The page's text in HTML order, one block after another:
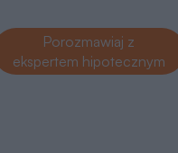
Porozmawiaj z
ekspertem hipotecznym